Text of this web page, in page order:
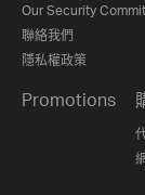
Our Security
聯絡我們
隱私權政策
Promotions